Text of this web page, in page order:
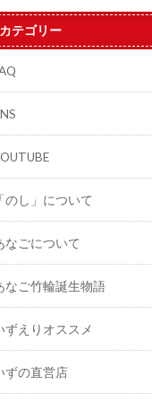
テゴリー
のし」について
なごについて
なご竹輪誕生物語
ずえりオススメ
ずの直営店